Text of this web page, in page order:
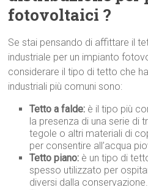
fotovoltaici ?
Se stai pensando di affittare il
industriale per un impianto
considerare il tipo di tetto che
industriali più comuni sono:
Tetto a falde: è il tipo più
la presenza di una serie di
tegole o altri materiali di
per consentire all’acqua
Tetto piano: è un tipo di
spesso utilizzato per
diversi dalla conservazione.